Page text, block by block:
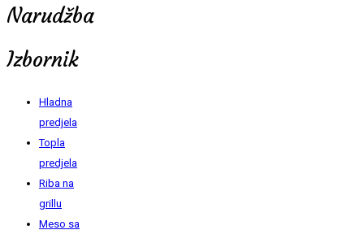
Narudžba
Izbornik
Hladna
predjela
Topla
predjela
Riba na
grillu
Meso sa